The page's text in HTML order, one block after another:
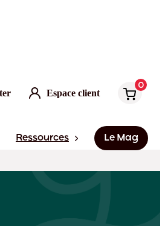
Espace client
0
Ressources Le Mag